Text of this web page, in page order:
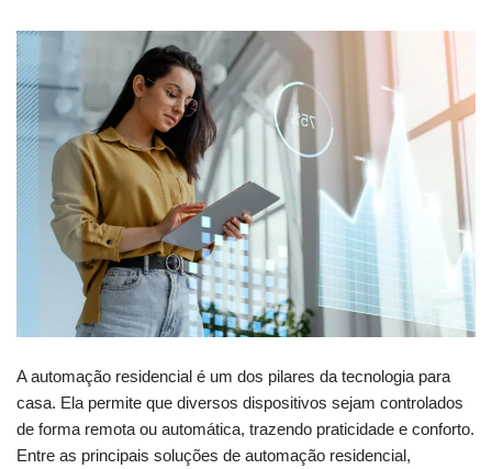
A automação residencial é um dos pilares da tecnologia para
casa. Ela permite que diversos dispositivos sejam controlados
de forma remota ou automática, trazendo praticidade e conforto.
Entre as principais soluções de automação residencial,